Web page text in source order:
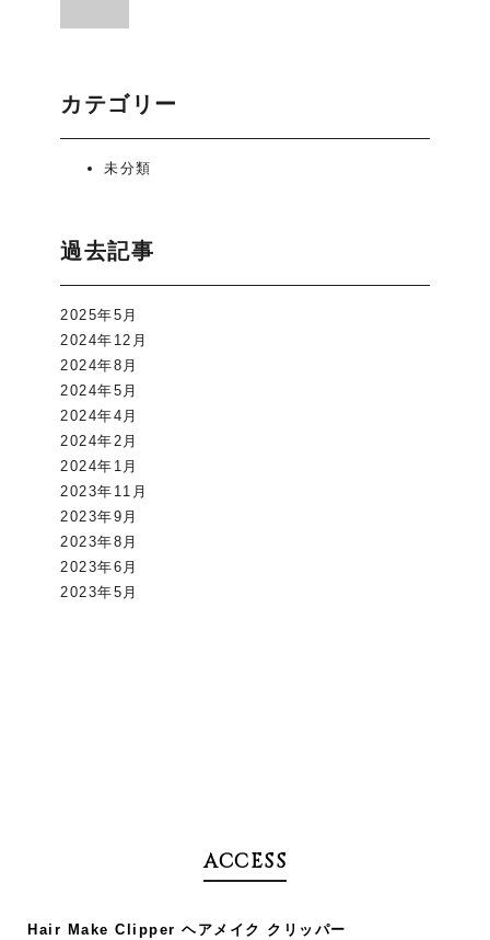
カテゴリー
未分類
過去記事
2025年5月
2024年12月
2024年8月
2024年5月
2024年4月
2024年2月
2024年1月
2023年11月
2023年9月
2023年8月
2023年6月
2023年5月
ACCESS
Hair Make Clipper ヘアメイク クリッパー